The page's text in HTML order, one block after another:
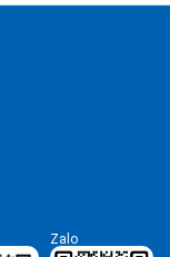
Zalo